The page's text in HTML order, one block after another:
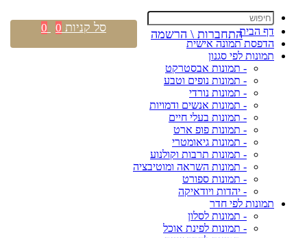
דף הבית
הדפסת תמונה אישית
תמונות לפי סגנון
- תמונות אבסטרקט
- תמונות נופים וטבע
- תמונות נורדי
- תמונות אנשים ודמויות
- תמונות בעלי חיים
- תמונות פופ ארט
- תמונות גיאומטרי
- תמונות תרבות וקולנוע
- תמונות השראה ומוטיבציה
- תמונות ספורט
- יהדות ויודאיקה
תמונות לפי חדר
- תמונות לסלון
- תמונות לפינת אוכל
התחברות \ הרשמה סל קניות 0
0